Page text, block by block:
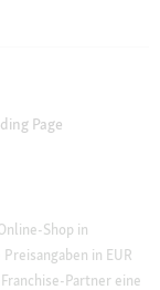
Page
Shop in
in EUR
Partner eine